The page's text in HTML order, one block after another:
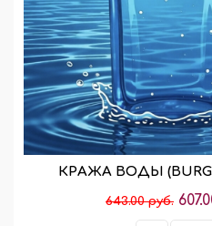
КРАЖА ВОДЫ
643.00 руб.